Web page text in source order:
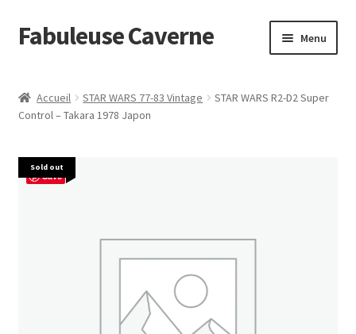
Aller
à
navigation
Aller
au
Fabuleuse Caverne Menu
En boutique
Superflat Museum Murakami
Accueil STAR WARS 77-83 Vintage
STAR WARS R2-D2 Super
Control – Takara 1978 Japon
Sold out
Save